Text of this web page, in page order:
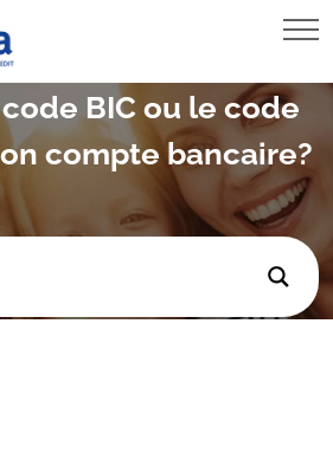
BIC ou le code
compte bancaire?
CRÉDIT HYPOTHÉCAIRE
DE CRÉDITS